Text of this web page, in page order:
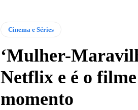
Cinema e Séries
‘Mulher-
Netflix e é o
momento